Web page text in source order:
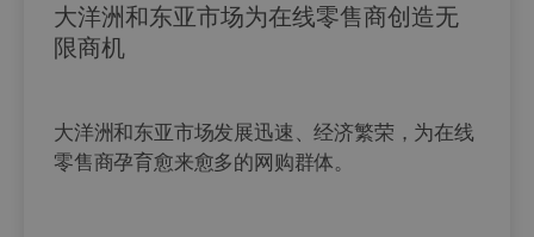
大洋洲和东亚市场为在线零售商创造无
限商机
大洋洲和东亚市场发展迅速、经济繁荣，为在线
零售商孕育愈来愈多的网购群体。